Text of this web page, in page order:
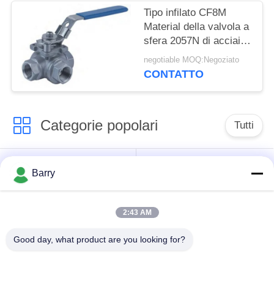
Tipo infilato CF8M
Material della valvola a
sfera 2057N di acciaio
inossidabile 1000WOG
negotiable MOQ:Negoziato
CONTATTO
Categorie popolari Tutti
Regolatore di
pressione del gas
differenziale
DSC
Barry
2:43 AM
Good day, what product are you looking for?